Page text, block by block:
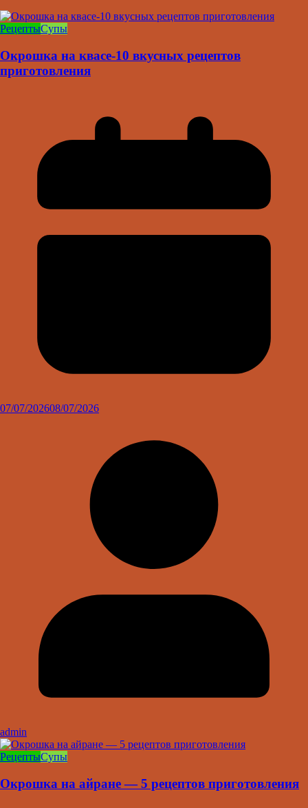
РецептыСупы
Окрошка на квасе-10 вкусных рецептов
приготовления
07/07/202608/07/2026
admin
РецептыСупы
Окрошка на айране — 5 рецептов приготовления